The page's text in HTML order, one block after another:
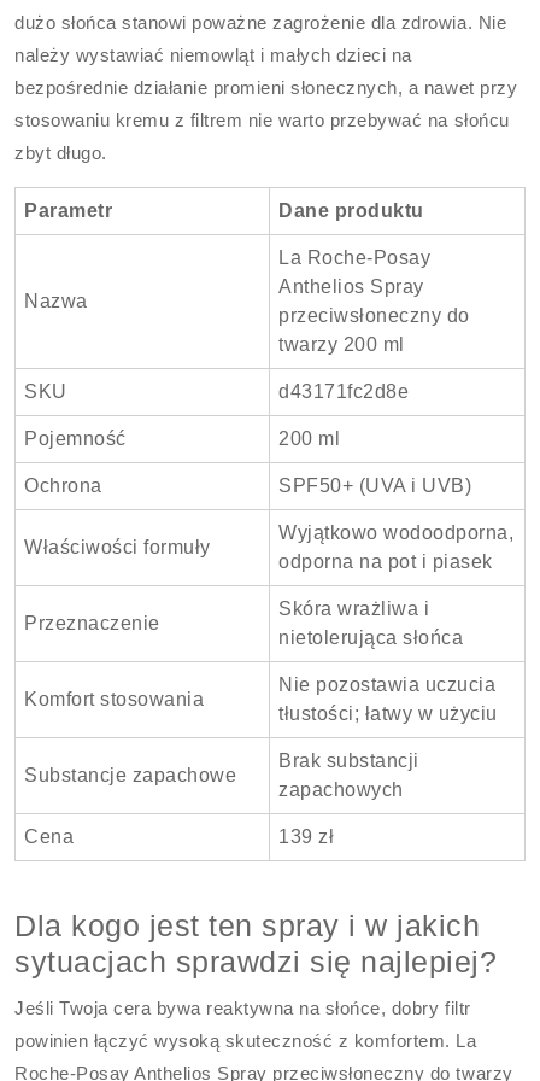
dużo słońca stanowi poważne zagrożenie dla zdrowia. Nie
należy wystawiać niemowląt i małych dzieci na
bezpośrednie działanie promieni słonecznych, a nawet przy
stosowaniu kremu z filtrem nie warto przebywać na słońcu
zbyt długo.
Parametr Dane produktu
Nazwa
La Roche-Posay
Anthelios Spray
przeciwsłoneczny do
twarzy 200 ml
SKU d43171fc2d8e
Pojemność 200 ml
Ochrona SPF50+ (UVA i UVB)
Właściwości formuły
Wyjątkowo wodoodporna,
odporna na pot i piasek
Przeznaczenie
Skóra wrażliwa i
nietolerująca słońca
Komfort stosowania
Nie pozostawia uczucia
tłustości; łatwy w użyciu
Substancje zapachowe
Brak substancji
zapachowych
Cena 139 zł
Dla kogo jest ten spray i w jakich
sytuacjach sprawdzi się najlepiej?
Jeśli Twoja cera bywa reaktywna na słońce, dobry filtr
powinien łączyć wysoką skuteczność z komfortem. La
Roche-Posay Anthelios Spray przeciwsłoneczny do twarzy